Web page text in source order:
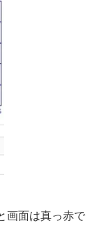
画面は真っ赤で